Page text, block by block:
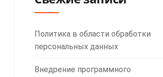
Политика в области обработки
персональных данных
Внедрение программного